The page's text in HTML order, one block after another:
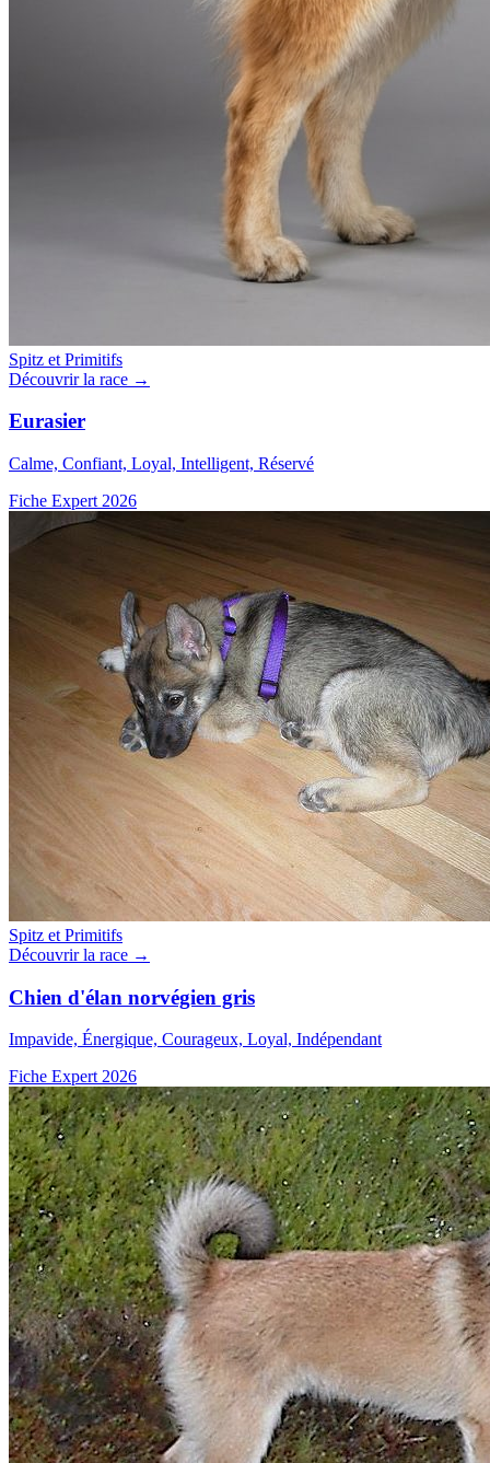
Spitz et Primitifs
Découvrir la race →
Eurasier
Calme, Confiant, Loyal, Intelligent, Réservé
Fiche Expert 2026
Spitz et Primitifs
Découvrir la race →
Chien d'élan norvégien gris
Impavide, Énergique, Courageux, Loyal, Indépendant
Fiche Expert 2026